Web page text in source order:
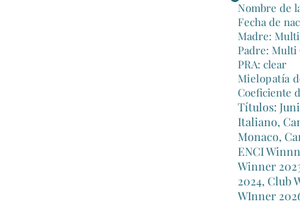
Nombre de
Fecha de
Madre:
Padre: Multi
PRA: clear
Mielopatía
Coeficiente
Títulos:
Italiano,
Monaco,
ENCI
Winner
2024, Club
WInner